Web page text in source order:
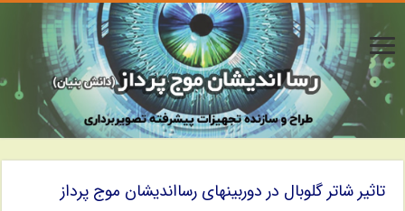
تاثیر شاتر گلوبال در دوربینهای رسااندیشان موج پرداز